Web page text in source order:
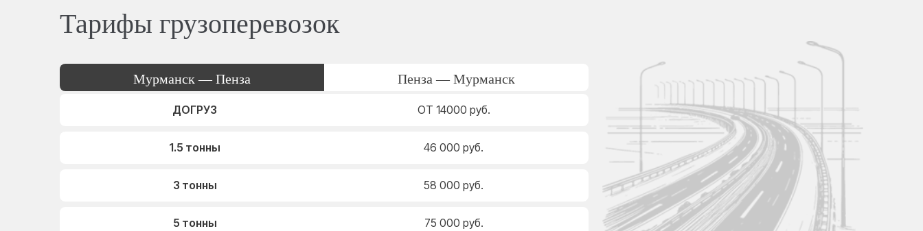
Тарифы грузоперевозок
Мурманск — Пенза Пенза — Мурманск
ДОГРУЗ ОТ 14000 руб.
1.5 тонны 46 000 руб.
3 тонны 58 000 руб.
5 тонны 75 000 руб.